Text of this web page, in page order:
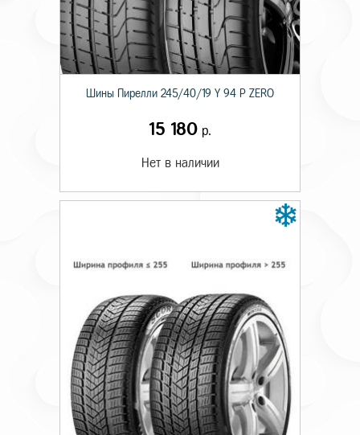
Шины Пирелли 245/40/19 Y 94 P ZERO
15 180 р.
Нет в наличии